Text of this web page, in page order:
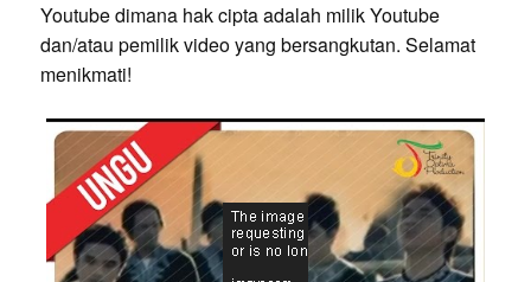
Youtube dimana hak cipta adalah milik Youtube
dan/atau pemilik video yang bersangkutan. Selamat
menikmati!